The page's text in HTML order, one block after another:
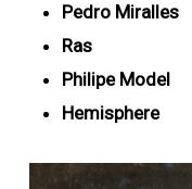
Pedro Miralles
Ras
Philipe Model
Hemisphere